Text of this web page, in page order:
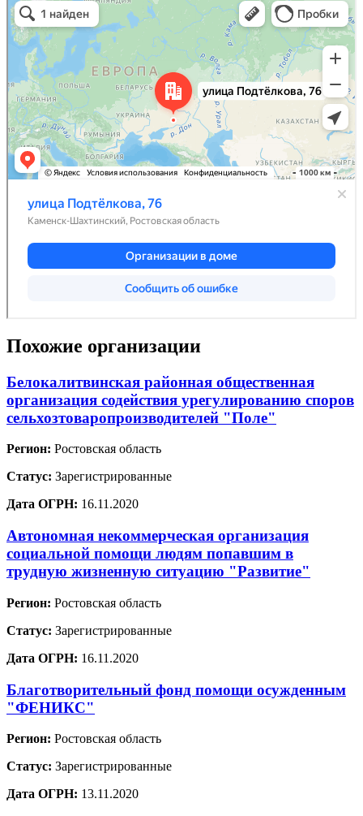
Похожие организации
Белокалитвинская районная общественная
организация содействия урегулированию споров
сельхозтоваропроизводителей "Поле"
Регион: Ростовская область
Статус: Зарегистрированные
Дата ОГРН: 16.11.2020
Автономная некоммерческая организация
социальной помощи людям попавшим в
трудную жизненную ситуацию "Развитие"
Регион: Ростовская область
Статус: Зарегистрированные
Дата ОГРН: 16.11.2020
Благотворительный фонд помощи осужденным
"ФЕНИКС"
Регион: Ростовская область
Статус: Зарегистрированные
Дата ОГРН: 13.11.2020